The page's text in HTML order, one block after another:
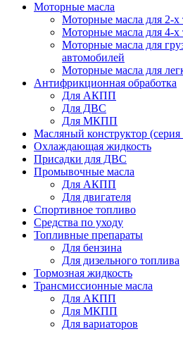
Моторные масла
Моторные масла для 2-х
Моторные масла для 4-х
Моторные масла для
автомобилей
Моторные масла для
Антифрикционная обработка
Для АКПП
Для ДВС
Для МКПП
Масляный конструктор
Охлаждающая жидкость
Присадки для ДВС
Промывочные масла
Для АКПП
Для двигателя
Спортивное топливо
Средства по уходу
Топливные препараты
Для бензина
Для дизельного топлива
Тормозная жидкость
Трансмиссионные масла
Для АКПП
Для МКПП
Для вариаторов